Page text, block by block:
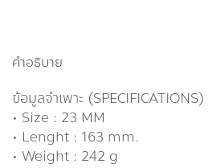
คำอธิบาย
ข้อมูลจำเพาะ (SPECIFICATIONS)
• Size : 23 MM
• Lenght : 163 mm.
• Weight : 242 g